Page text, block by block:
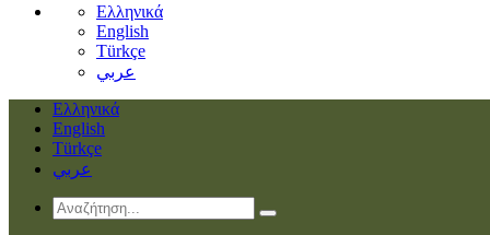
Ελληνικά
English
Türkçe
عربي
Ελληνικά
English
Türkçe
عربي